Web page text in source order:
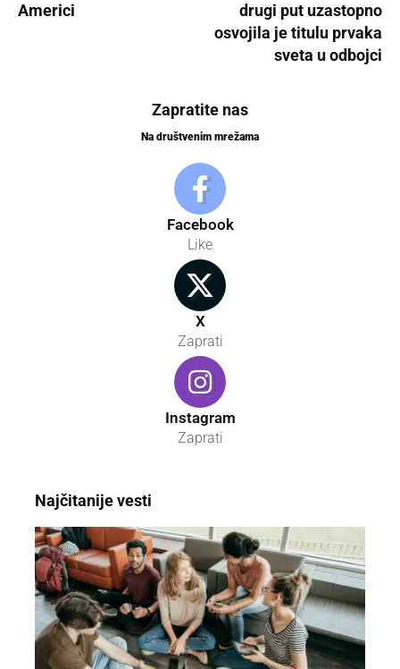
Americi
drugi put uzastopno
osvojila je titulu prvaka
sveta u odbojci
Zapratite nas
Na društvenim mrežama
Facebook
Like
X
Zaprati
Instagram
Zaprati
Najčitanije vesti